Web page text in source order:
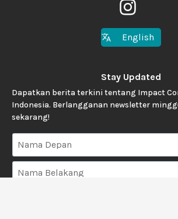
English
Stay Updated
Dapatkan berita terkini tentang Impact
Indonesia. Berlangganan newsletter
sekarang!